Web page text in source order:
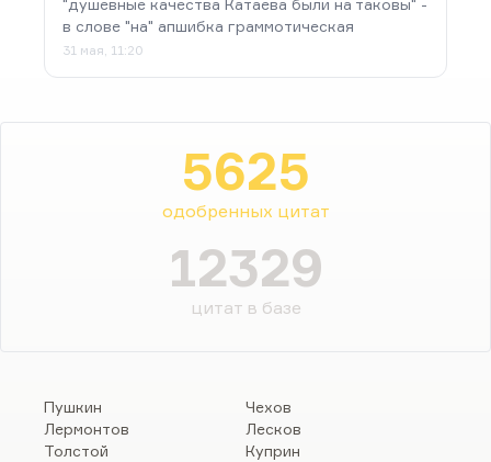
"душевные качества Катаева были на таковы" -
в слове "на" апшибка граммотическая
31 мая, 11:20
5625
одобренных цитат
12329
цитат в базе
Пушкин
Лермонтов
Толстой
Чехов
Лесков
Куприн